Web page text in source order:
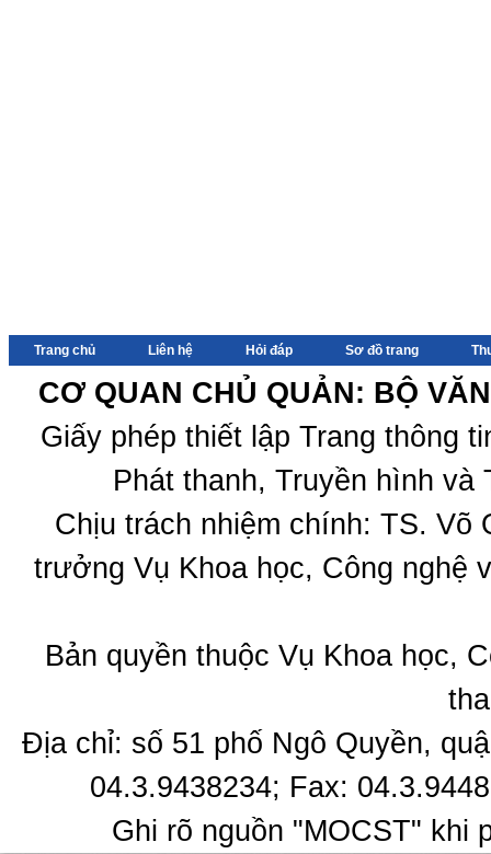
Trang chủ Liên hệ Hỏi đáp Sơ đồ trang
CƠ QUAN CHỦ QUẢN: BỘ
Giấy phép thiết lập Trang thông
Phát thanh, Truyền hình
Chịu trách nhiệm chính: TS.
trưởng Vụ Khoa học, Công nghệ
Bản quyền thuộc Vụ Khoa học,
Địa chỉ: số 51 phố Ngô Quyền,
04.3.9438234; Fax:
Ghi rõ nguồn "MOCST" khi